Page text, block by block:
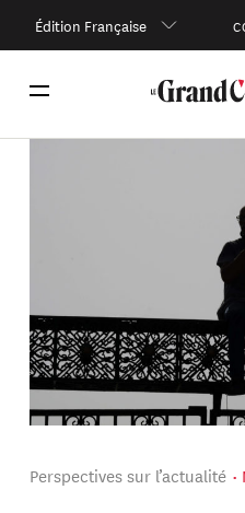
Édition Française
Perspectives sur l’actualité